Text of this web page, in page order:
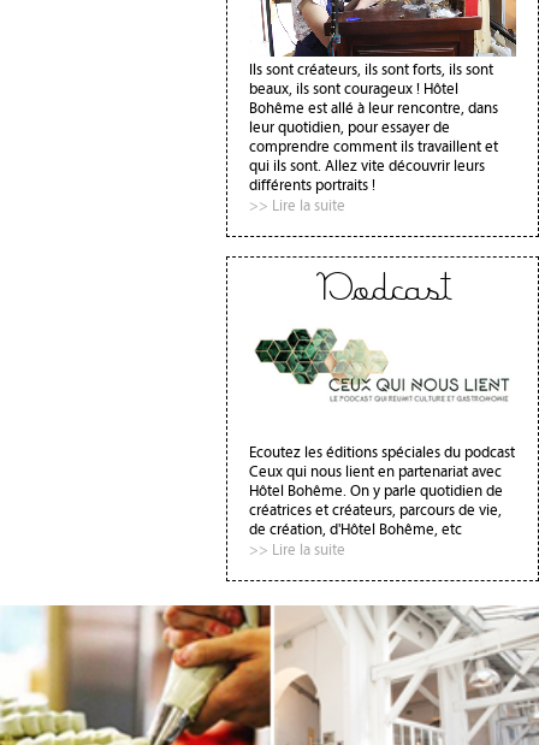
Ils sont créateurs, ils sont forts, ils sont
beaux, ils sont courageux ! Hôtel
Bohême est allé à leur rencontre, dans
leur quotidien, pour essayer de
comprendre comment ils travaillent et
qui ils sont. Allez vite découvrir leurs
différents portraits !
>> Lire la suite
Podcast
Ecoutez les éditions spéciales du podcast
Ceux qui nous lient en partenariat avec
Hôtel Bohême. On y parle quotidien de
créatrices et créateurs, parcours de vie,
de création, d'Hôtel Bohême, etc
>> Lire la suite